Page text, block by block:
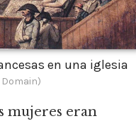
en una iglesia
mujeres eran